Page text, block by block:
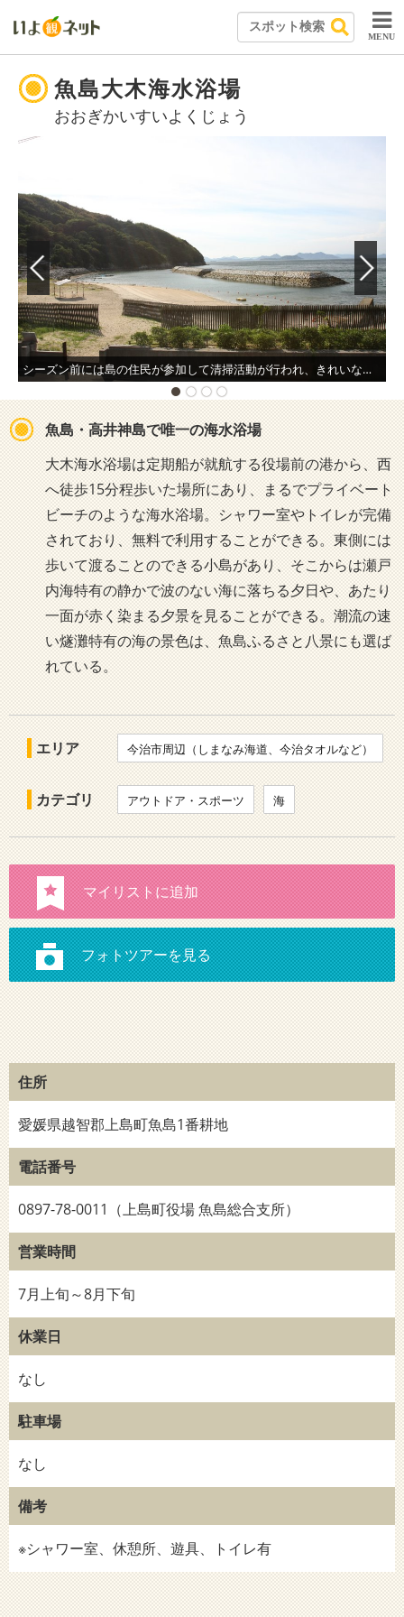
MENU
魚島大木海水浴場
おおぎかいすいよくじょう
シーズン前には島の住民が参加して清掃活動が行われ、きれいな砂浜が保たれている。
魚島・高井神島で唯一の海水浴場
大木海水浴場は定期船が就航する役場前の港から、西
へ徒歩15分程歩いた場所にあり、まるでプライベート
ビーチのような海水浴場。シャワー室やトイレが完備
されており、無料で利用することができる。東側には
歩いて渡ることのできる小島があり、そこからは瀬戸
内海特有の静かで波のない海に落ちる夕日や、あたり
一面が赤く染まる夕景を見ることができる。潮流の速
い燧灘特有の海の景色は、魚島ふるさと八景にも選ば
れている。
エリア 今治市周辺（しまなみ海道、今治タオルなど）
カテゴリ アウトドア・スポーツ 海
住所
愛媛県越智郡上島町魚島1番耕地
電話番号
0897-78-0011（上島町役場 魚島総合支所）
営業時間
7月上旬～8月下旬
休業日
なし
駐車場
なし
備考
※シャワー室、休憩所、遊具、トイレ有